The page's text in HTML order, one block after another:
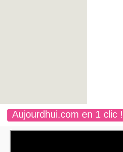
Aujourdhui.com en 1 clic !